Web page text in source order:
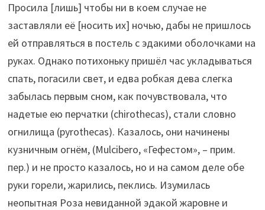
Просила [лишь] чтобы ни в коем случае не
заставляли её [носить их] ночью, дабы не пришлось
ей отправляться в постель с эдакими оболочками на
руках. Однако потихоньку пришёл час укладываться
спать, погасили свет, и едва робкая дева слегка
забылась первым сном, как почувствовала, что
надетые ею перчатки (chirothecas), стали словно
огнилища (pyrothecas). Казалось, они начинены
кузничным огнём, (Mulcibero, «Гефестом», – прим.
пер.) и не просто казалось, но и на самом деле обе
руки горели, жарились, пеклись. Изумилась
неопытная Роза невиданной эдакой жаровне и